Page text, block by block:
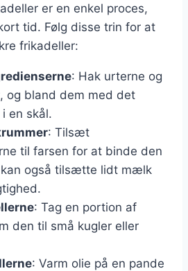
er en enkel proces,
tid. Følg disse trin for at
frikadeller:
: Hak urterne og
og bland dem med det
en skål.
: Tilsæt
til farsen for at binde den
kan også tilsætte lidt mælk
: Tag en portion af
den til små kugler eller
: Varm olie på en pande